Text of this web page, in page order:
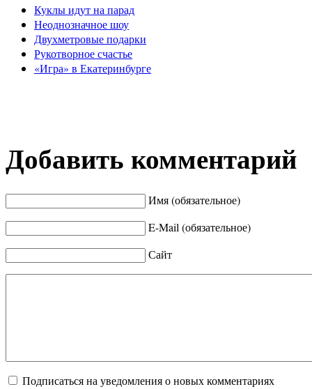
Куклы идут на парад
Неоднозначное шоу
Двухметровые подарки
Рукотворное счастье
«Игра» в Екатеринбурге
Добавить комментарий
Имя (обязательное)
E-Mail (обязательное)
Сайт
Подписаться на уведомления о новых комментариях